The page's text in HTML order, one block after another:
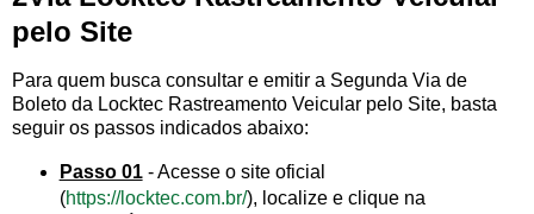
pelo Site
Para quem busca consultar e emitir a Segunda Via de
Boleto da Locktec Rastreamento Veicular pelo Site, basta
seguir os passos indicados abaixo:
Passo 01- Acesse o site oficial
(https://locktec.com.br/), localize e clique na